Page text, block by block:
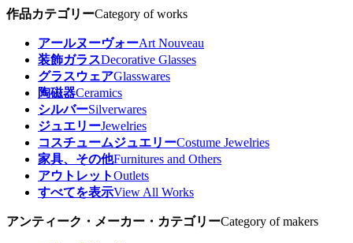
作品カテゴリーCategory of works
アールヌーヴォーArt Nouveau
装飾ガラスDecorative Glasses
グラスウェアGlasswares
陶磁器Ceramics
シルバーSilverwares
ジュエリーJewelries
コスチュームジュエリーCostume Jewelries
家具、その他Furnitures and Others
アウトレットOutlets
すべてを表示View All Works
アンティーク・メーカー・カテゴリーCategory of makers